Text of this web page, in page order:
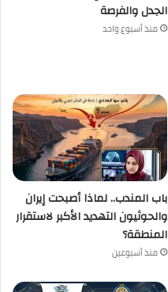
الجدل والفرصة
منذ أسبوع واحد
باب المندب.. لماذا أصبحت إيران
والحوثيون التهديد الأكبر لاستقرار
المنطقة؟
منذ أسبوعين